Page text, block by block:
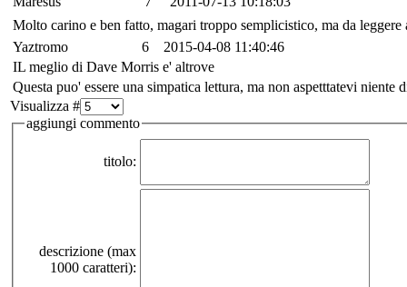
Molto carino e ben fatto, magari troppo semplicistico, ma da leggere
Yaztromo
6
2015-04-08 11:40:46
IL meglio di Dave Morris e' altrove
Questa puo' essere una simpatica lettura, ma non aspetttatevi niente
Visualizza #
aggiungi commento
titolo:
descrizione (max
1000 caratteri):